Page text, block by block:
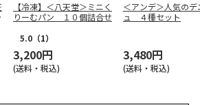
【冷凍】＜八天堂＞ミニく
りーむパン １０個詰合せ
5.0 （1）
3,200円
(送料・税込)
＜アンデ＞人気のデ
ュ ４種セット
3,480円
(送料・税込)